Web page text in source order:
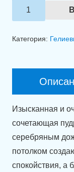
Количество
товара
с
дождиком.
Категория:
Изысканная и
сочетающая
серебряным
потолком
спокойствия, а